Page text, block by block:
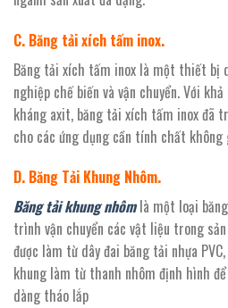
C. Băng tải xích tấm inox.
Băng tải xích tấm inox là một thiết bị
nghiệp chế biến và vận chuyển. Với
kháng axit, băng tải xích tấm inox đã
cho các ứng dụng cần tính chất không
D. Băng Tải Khung Nhôm.
Băng tải khung nhômlà một loại
trình vận chuyển các vật liệu trong
được làm từ dây đai băng tải nhựa
khung làm từ thanh nhôm định hình
dàng tháo lắp